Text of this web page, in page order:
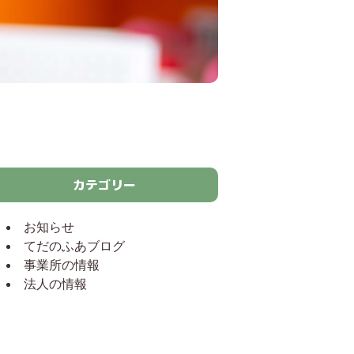
カテゴリー
お知らせ
てだのふあブログ
事業所の情報
法人の情報